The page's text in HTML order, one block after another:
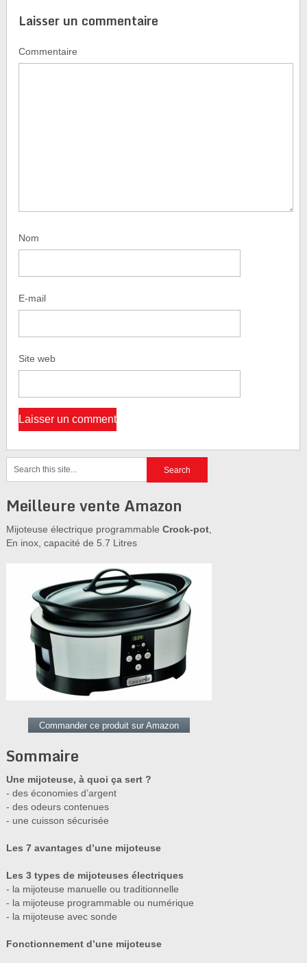
Laisser un commentaire
Commentaire
Nom
E-mail
Site web
Meilleure vente Amazon
Mijoteuse électrique programmable Crock-pot,
En inox, capacité de 5.7 Litres
Commander ce produit sur Amazon
Sommaire
Une mijoteuse, à quoi ça sert ?
- des économies d’argent
- des odeurs contenues
- une cuisson sécurisée
Les 7 avantages d’une mijoteuse
Les 3 types de mijoteuses électriques
- la mijoteuse manuelle ou traditionnelle
- la mijoteuse programmable ou numérique
- la mijoteuse avec sonde
Fonctionnement d’une mijoteuse